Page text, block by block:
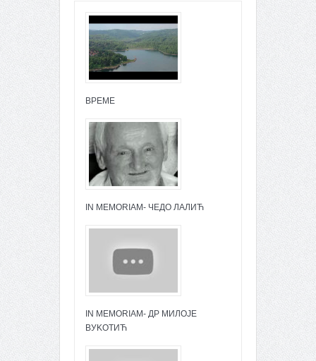
ВРЕМЕ
IN MEMORIAM- ЧЕДО ЛАЛИЋ
IN MEMORIAM- ДР МИЛОЈЕ
ВУKОТИЋ